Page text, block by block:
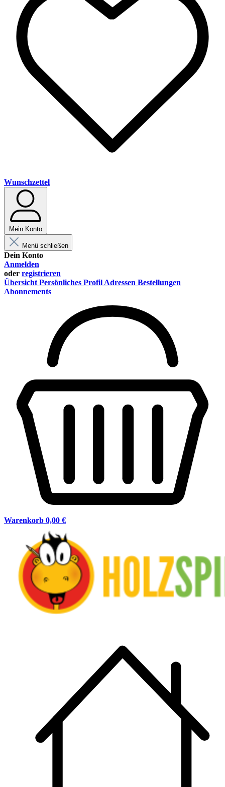
Wunschzettel
Mein Konto
Menü schließen
Dein Konto
Anmelden
oder registrieren
Übersicht Persönliches Profil Adressen Bestellungen
Abonnements
Warenkorb 0,00 €